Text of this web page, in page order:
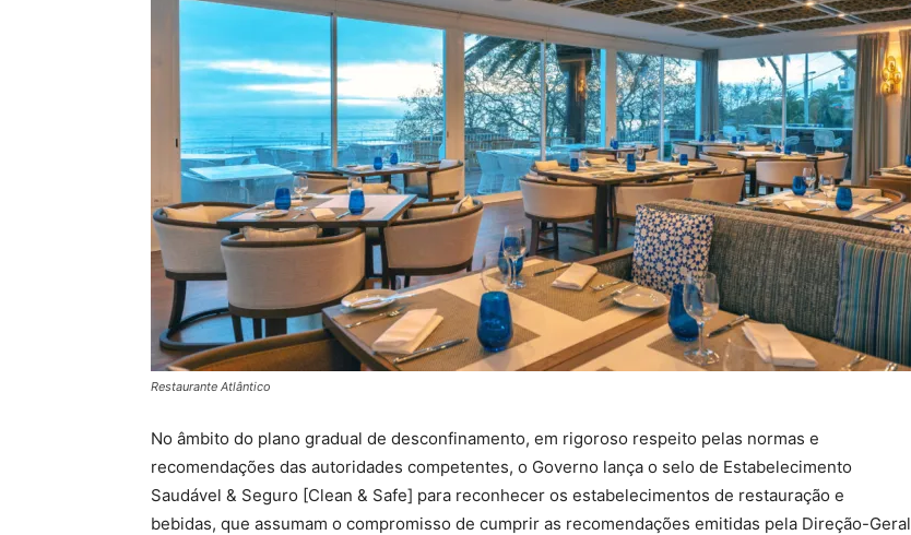
Restaurante Atlântico
No âmbito do plano gradual de desconfinamento, em rigoroso respeito pelas normas e
recomendações das autoridades competentes, o Governo lança o selo de Estabelecimento
Saudável & Seguro [Clean & Safe] para reconhecer os estabelecimentos de restauração e
bebidas, que assumam o compromisso de cumprir as recomendações emitidas pela Direção-Geral